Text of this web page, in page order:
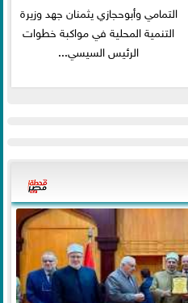
التمامي وأبوحجازي يثمنان جهد وزيرة
التنمية المحلية في مواكبة خطوات
الرئيس السيسي...